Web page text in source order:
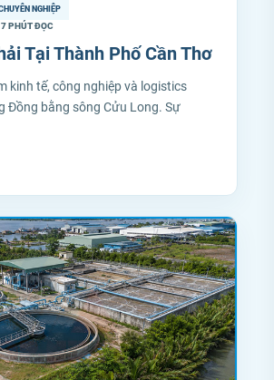
NGHIỆP
PHÚT ĐỌC
Tại Thành Phố Cần Thơ
kinh tế, công nghiệp và logistics
Đồng bằng sông Cửu Long. Sự